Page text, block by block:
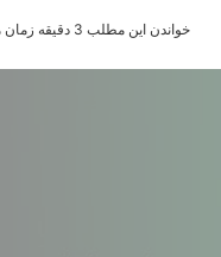
خواندن این مطلب 3 دقیقه زمان میبرد